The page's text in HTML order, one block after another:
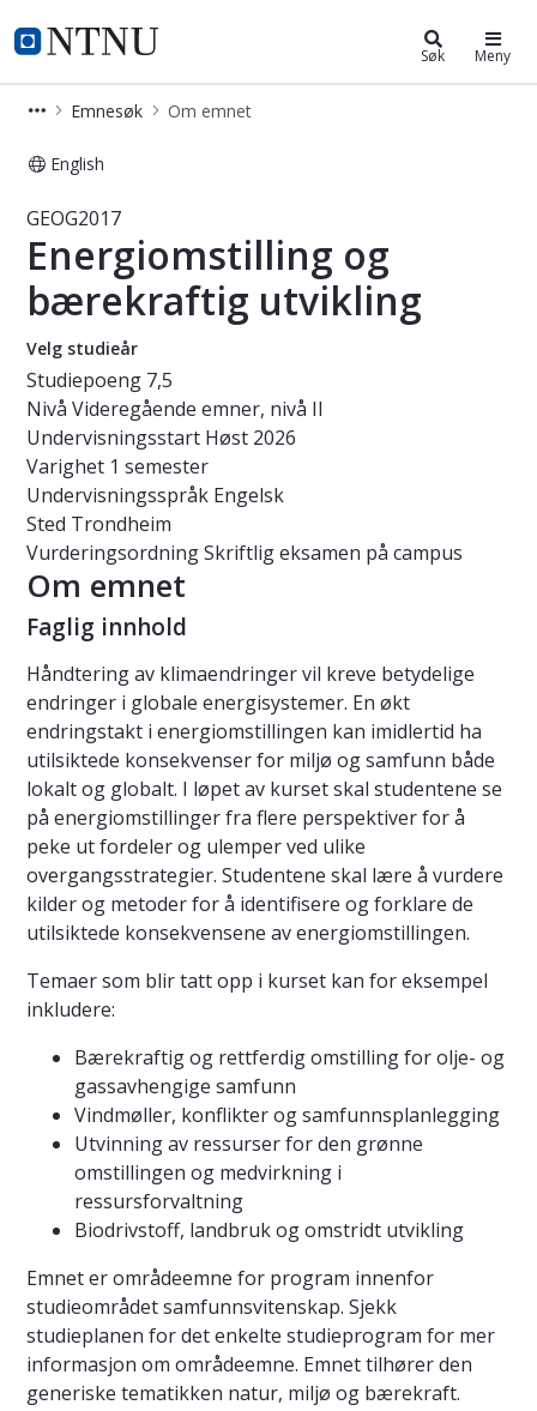
NTNU Hjemmeside
Studier Søk Meny
Emnesøk Om emnet
English
Emne - Energiomstilling og
GEOG2017
Energiomstilling og
bærekraftig utvikling
Velg studieår
Studiepoeng 7,5
Nivå Videregående emner, nivå II
Undervisningsstart Høst 2026
Varighet 1 semester
Undervisningsspråk Engelsk
Sted Trondheim
VurderingsordningSkriftlig eksamen på campus
Om emnet
Faglig innhold
Håndtering av klimaendringer vil kreve betydelige
endringer i globale energisystemer. En økt
endringstakt i energiomstillingen kan imidlertid ha
utilsiktede konsekvenser for miljø og samfunn både
lokalt og globalt. I løpet av kurset skal studentene se
på energiomstillinger fra flere perspektiver for å
peke ut fordeler og ulemper ved ulike
overgangsstrategier. Studentene skal lære å vurdere
kilder og metoder for å identifisere og forklare de
utilsiktede konsekvensene av energiomstillingen.
Temaer som blir tatt opp i kurset kan for eksempel
inkludere:
Bærekraftig og rettferdig omstilling for olje- og
gassavhengige samfunn
Vindmøller, konflikter og samfunnsplanlegging
Utvinning av ressurser for den grønne
omstillingen og medvirkning i
ressursforvaltning
Biodrivstoff, landbruk og omstridt utvikling
Emnet er områdeemne for program innenfor
studieområdet samfunnsvitenskap. Sjekk
studieplanen for det enkelte studieprogram for mer
informasjon om områdeemne. Emnet tilhører den
generiske tematikken natur, miljø og bærekraft.